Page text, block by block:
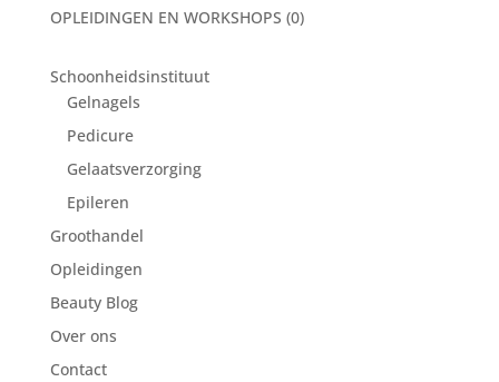
OPLEIDINGEN EN WORKSHOPS (0)
Schoonheidsinstituut
Gelnagels
Pedicure
Gelaatsverzorging
Epileren
Groothandel
Opleidingen
Beauty Blog
Over ons
Contact